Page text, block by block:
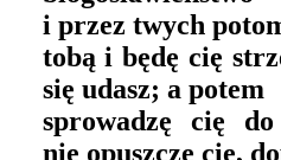
i przez twych
tobą i będę cię
się udasz; a potem
sprowadzę cię
nie opuszczę cię,